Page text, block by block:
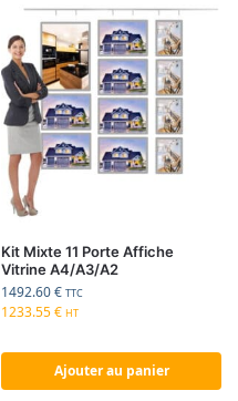
Kit Mixte 11 Porte Affiche
Vitrine A4/A3/A2
1492.60€ TTC
1233.55€ HT
Ajouter au panier